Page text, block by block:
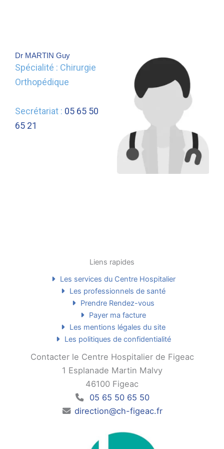
Dr MARTIN Guy
Spécialité : Chirurgie
Orthopédique
Secrétariat : 05 65 50
65 21
Liens rapides
Les services du Centre Hospitalier
Les professionnels de santé
Prendre Rendez-vous
Payer ma facture
Les mentions légales du site
Les politiques de confidentialité
Contacter le Centre Hospitalier de Figeac
1 Esplanade Martin Malvy
46100 Figeac
05 65 50 65 50
direction@ch-figeac.fr